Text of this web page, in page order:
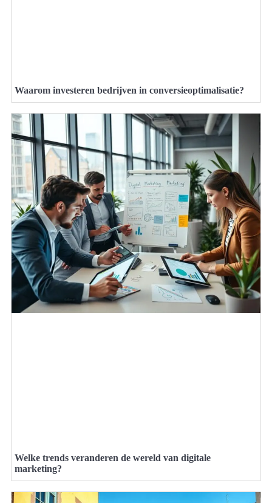
Waarom investeren bedrijven in conversieoptimalisatie?
Welke trends veranderen de wereld van digitale
marketing?